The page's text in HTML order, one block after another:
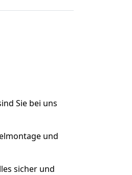
Sie bei uns
und
sicher und